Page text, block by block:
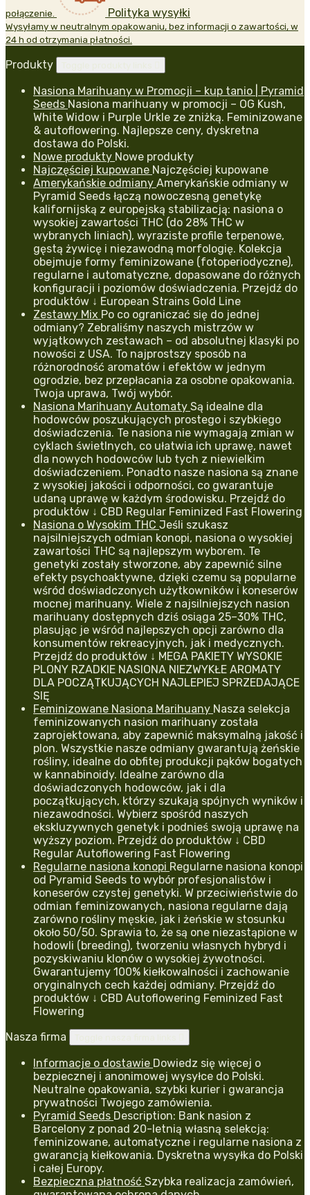
połączenie. Polityka wysyłki
Wysyłamy w neutralnym opakowaniu, bez informacji o zawartości, w
24 h od otrzymania płatności.
Produkty
Nasiona Marihuany w Promocji – kup tanio | Pyramid
Seeds Nasiona marihuany w promocji – OG Kush,
White Widow i Purple Urkle ze zniżką. Feminizowane
& autoflowering. Najlepsze ceny, dyskretna
dostawa do Polski.
Nowe produkty Nowe produkty
Najczęściej kupowane Najczęściej kupowane
Amerykańskie odmiany Amerykańskie odmiany w
Pyramid Seeds łączą nowoczesną genetykę
kalifornijską z europejską stabilizacją: nasiona o
wysokiej zawartości THC (do 28% THC w
wybranych liniach), wyraziste profile terpenowe,
gęstą żywicę i niezawodną morfologię. Kolekcja
obejmuje formy feminizowane (fotoperiodyczne),
regularne i automatyczne, dopasowane do różnych
konfiguracji i poziomów doświadczenia. Przejdź do
produktów ↓ European Strains Gold Line
Zestawy Mix Po co ograniczać się do jednej
odmiany? Zebraliśmy naszych mistrzów w
wyjątkowych zestawach – od absolutnej klasyki po
nowości z USA. To najprostszy sposób na
różnorodność aromatów i efektów w jednym
ogrodzie, bez przepłacania za osobne opakowania.
Twoja uprawa, Twój wybór.
Nasiona Marihuany Automaty Są idealne dla
hodowców poszukujących prostego i szybkiego
doświadczenia. Te nasiona nie wymagają zmian w
cyklach świetlnych, co ułatwia ich uprawę, nawet
dla nowych hodowców lub tych z niewielkim
doświadczeniem. Ponadto nasze nasiona są znane
z wysokiej jakości i odporności, co gwarantuje
udaną uprawę w każdym środowisku. Przejdź do
produktów ↓ CBD Regular Feminized Fast Flowering
Nasiona o Wysokim THC Jeśli szukasz
najsilniejszych odmian konopi, nasiona o wysokiej
zawartości THC są najlepszym wyborem. Te
genetyki zostały stworzone, aby zapewnić silne
efekty psychoaktywne, dzięki czemu są popularne
wśród doświadczonych użytkowników i koneserów
mocnej marihuany. Wiele z najsilniejszych nasion
marihuany dostępnych dziś osiąga 25–30% THC,
plasując je wśród najlepszych opcji zarówno dla
konsumentów rekreacyjnych, jak i medycznych.
Przejdź do produktów ↓ MEGA PAKIETY WYSOKIE
PLONY RZADKIE NASIONA NIEZWYKŁE AROMATY
DLA POCZĄTKUJĄCYCH NAJLEPIEJ SPRZEDAJĄCE
SIĘ
Feminizowane Nasiona Marihuany Nasza selekcja
feminizowanych nasion marihuany została
zaprojektowana, aby zapewnić maksymalną jakość i
plon. Wszystkie nasze odmiany gwarantują żeńskie
rośliny, idealne do obfitej produkcji pąków bogatych
w kannabinoidy. Idealne zarówno dla
doświadczonych hodowców, jak i dla
początkujących, którzy szukają spójnych wyników i
niezawodności. Wybierz spośród naszych
ekskluzywnych genetyk i podnieś swoją uprawę na
wyższy poziom. Przejdź do produktów ↓ CBD
Regular Autoflowering Fast Flowering
Regularne nasiona konopi Regularne nasiona konopi
od Pyramid Seeds to wybór profesjonalistów i
koneserów czystej genetyki. W przeciwieństwie do
odmian feminizowanych, nasiona regularne dają
zarówno rośliny męskie, jak i żeńskie w stosunku
około 50/50. Sprawia to, że są one niezastąpione w
hodowli (breeding), tworzeniu własnych hybryd i
pozyskiwaniu klonów o wysokiej żywotności.
Gwarantujemy 100% kiełkowalności i zachowanie
oryginalnych cech każdej odmiany. Przejdź do
produktów ↓ CBD Autoflowering Feminized Fast
Flowering
Nasza firma
Informacje o dostawie Dowiedz się więcej o
bezpiecznej i anonimowej wysyłce do Polski.
Neutralne opakowania, szybki kurier i gwarancja
prywatności Twojego zamówienia.
Pyramid Seeds Description: Bank nasion z
Barcelony z ponad 20-letnią własną selekcją:
feminizowane, automatyczne i regularne nasiona z
gwarancją kiełkowania. Dyskretna wysyłka do Polski
i całej Europy.
Bezpieczna płatność Szybka realizacja zamówień,